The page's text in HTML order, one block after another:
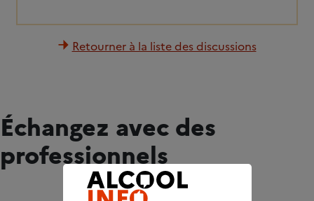
Retourner à la liste des discussions
Échangez avec des
professionnels